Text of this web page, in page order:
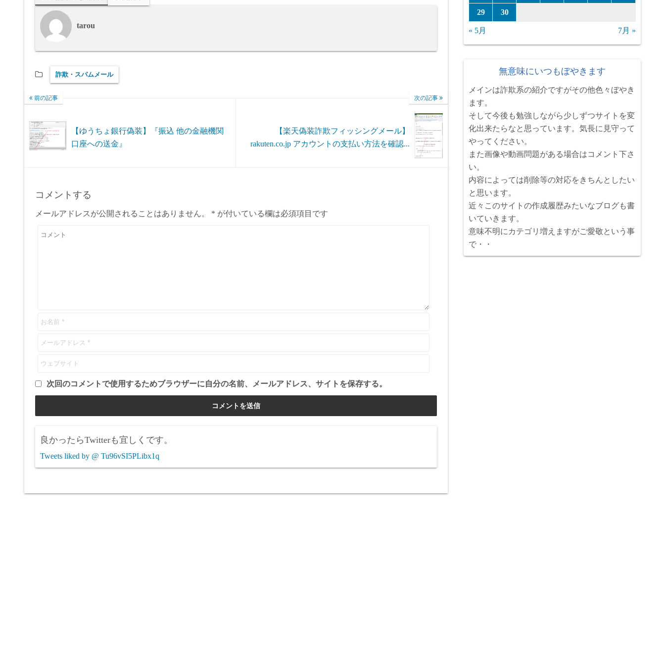
tarou
詐欺・スパムメール
前の記事
【ゆうちょ銀行偽装】『振込 他の金融機関
口座への送金』
次の記事
【楽天偽装詐欺フィッシングメール】
rakuten.co.jp アカウントの支払い方法を確認...
コメントする
メールアドレスが公開されることはありません。 * が付いている欄は必須項目です
次回のコメントで使用するためブラウザーに自分の名前、メールアドレス、サイトを保存する。
良かったらTwitterも宜しくです。
Tweets liked by @ Tu96vSI5PLibx1q
29 30
« 5月 7月 »
無意味にいつもぼやきます
メインは詐欺系の紹介ですがその他色々ぼやき
ます。
そして今後も勉強しながら少しずつサイトを変
化出来たらなと思っています。気長に見守って
やってください。
また画像や動画問題がある場合はコメント下さ
い。
内容によっては削除等の対応をきちんとしたい
と思います。
近々このサイトの作成履歴みたいなブログも書
いていきます。
意味不明にカテゴリ増えますがご愛敬という事
で・・